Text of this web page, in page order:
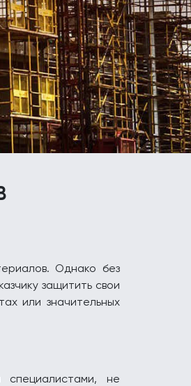
Однако без
защитить свои
или значительных
специалистами, не